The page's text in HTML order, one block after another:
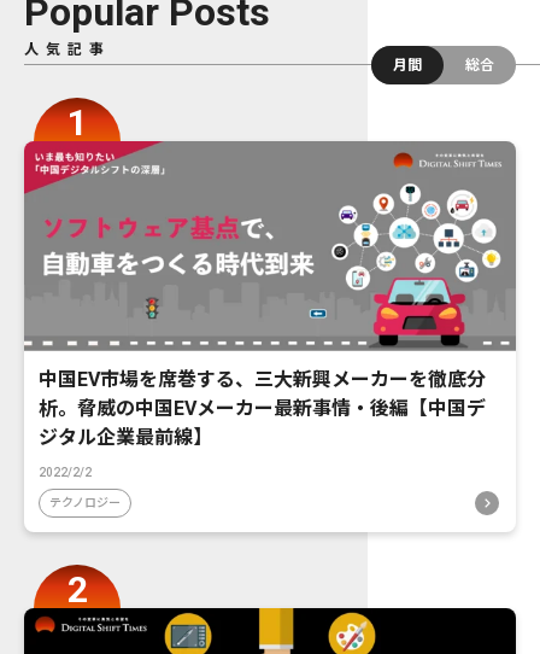
Popular Posts
人気記事
月間
総合
中国EV市場を席巻する、三大新興メーカーを徹底分
析。脅威の中国EVメーカー最新事情・後編【中国デ
ジタル企業最前線】
2022/2/2
テクノロジー